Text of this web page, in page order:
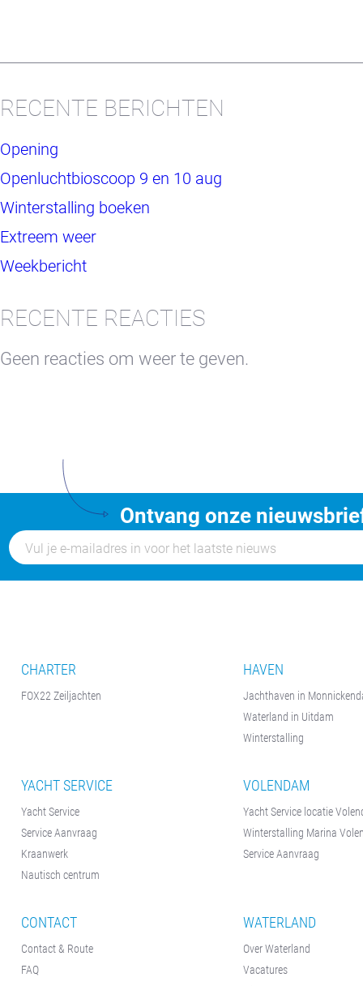
RECENTE BERICHTEN
Opening
Openluchtbioscoop 9 en 10 aug
Winterstalling boeken
Extreem weer
Weekbericht
RECENTE REACTIES
Geen reacties om weer te geven.
Ontvang onze
CHARTER
FOX22 Zeiljachten
HAVEN
Jachthaven in
Waterland in Uitdam
Winterstalling
YACHT SERVICE
Yacht Service
Service Aanvraag
Kraanwerk
Nautisch centrum
VOLENDAM
Yacht Service locatie
Winterstalling Marina
Service Aanvraag
CONTACT
Contact & Route
FAQ
WATERLAND
Over Waterland
Vacatures